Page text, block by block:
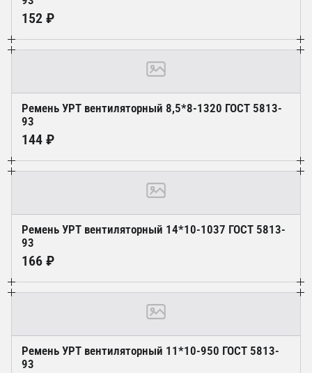
152 ₽
Ремень УРТ вентиляторный 8,5*8-1320 ГОСТ 5813-
93
144 ₽
Ремень УРТ вентиляторный 14*10-1037 ГОСТ 5813-
93
166 ₽
Ремень УРТ вентиляторный 11*10-950 ГОСТ 5813-
93